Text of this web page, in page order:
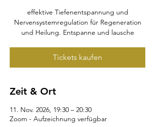
effektive Tiefenentspannung und
Nervensystemregulation für Regeneration
und Heilung. Entspanne und lausche
Tickets kaufen
Zeit & Ort
11. Nov. 2026, 19:30 – 20:30
Zoom - Aufzeichnung verfügbar